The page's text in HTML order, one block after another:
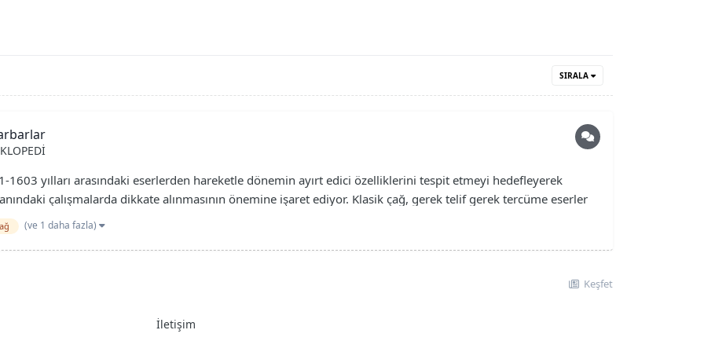
SIRALA
yılları arasındaki eserlerden hareketle dönemin ayırt edici özelliklerini tespit etmeyi hedefleyerek
çalışmalarda dikkate alınmasının önemine işaret ediyor. Klasik çağ, gerek telif gerek tercüme eserler
(ve 1 daha fazla)
Keşfet
İletişim